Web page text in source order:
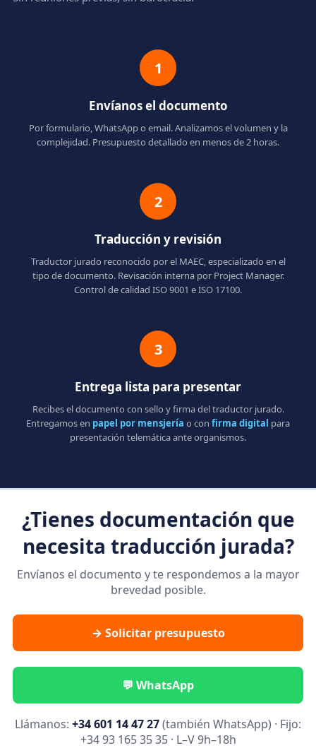
1
Envíanos el documento
Por formulario, WhatsApp o email. Analizamos el volumen y la
complejidad. Presupuesto detallado en menos de 2 horas.
2
Traducción y revisión
Traductor jurado reconocido por el MAEC, especializado en el
tipo de documento. Revisación interna por Project Manager.
Control de calidad ISO 9001 e ISO 17100.
3
Entrega lista para presentar
Recibes el documento con sello y firma del traductor jurado.
Entregamos en papel por mensjería o con firma digital para
presentación telemática ante organismos.
¿Tienes documentación que
necesita traducción jurada?
Envíanos el documento y te respondemos a la mayor
brevedad posible.
→ Solicitar presupuesto
💬 WhatsApp
Llámanos: +34 601 14 47 27(también WhatsApp) · Fijo:
+34 93 165 35 35 · L–V 9h–18h